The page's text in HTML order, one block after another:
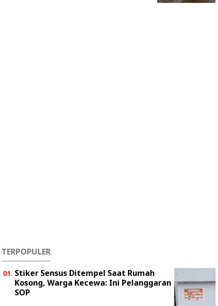
TERPOPULER
Stiker Sensus Ditempel Saat Rumah
Kosong, Warga Kecewa: Ini Pelanggaran
SOP